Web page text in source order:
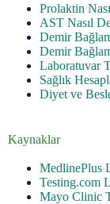
Prolaktin
AST Nasıl
Demir
Demir
Laboratuvar
Sağlık
Diyet ve
Kaynaklar
MedlinePlus
Testing.com
Mayo Clinic